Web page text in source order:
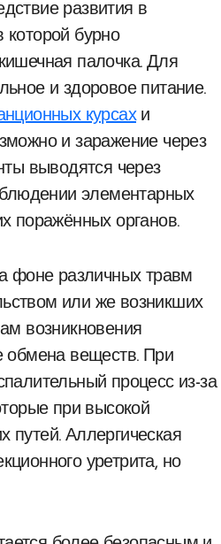
развития в
которой бурно
палочка. Для
и здоровое питание.
курсахи
и заражение через
выводятся через
элементарных
поражённых органов.
фоне различных травм
или же возникших
возникновения
обмена веществ. При
процесс из-за
при высокой
путей. Аллергическая
уретрита, но